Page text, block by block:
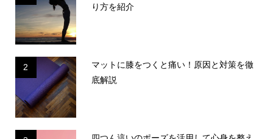
り方を紹介
2
マットに膝をつくと痛い！原因と対策を徹
底解説